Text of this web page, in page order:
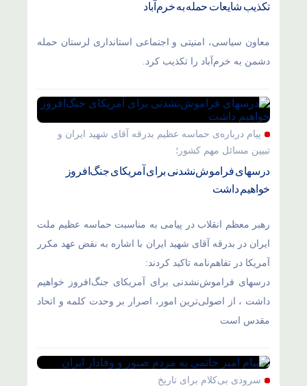
تکذیب شایعات حمله به خرم‌آباد
معاون سیاسی، امنیتی و اجتماعی استانداری لرستان حمله
دشمن به خرم‌آباد را تکذیب کرد.
پیام درباره‌ی حماسه عظیم بدرقه آقای شهید ایران و
تبیین مسائل مهم کشور؛
درسهای فراموش‌نشدنی برای آمریکای جنگ‌افروز
خواهیم داشت
رهبر معظم انقلاب در پیامی به مناسبت حماسه عظیم ملت
ایران در بدرقه آقای شهید ایران با اشاره به نقض عهد مکرر
آمریکا در تفاهم‌نامه تاکید کردند:
درسهای فراموش‌نشدنی برای آمریکای جنگ‌افروز خواهیم
داشت ، از اصولی‌ترین امور، اصرار بر وحدت کلمه و اتحاد
مقدس است
سرودی بی‌کلام برای تاریخ